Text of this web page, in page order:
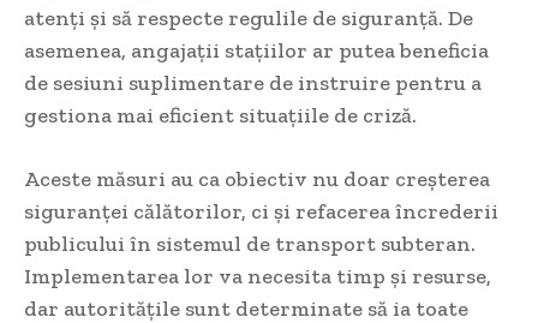
atenți și să respecte regulile de siguranță. De
asemenea, angajații stațiilor ar putea beneficia
de sesiuni suplimentare de instruire pentru a
gestiona mai eficient situațiile de criză.
Aceste măsuri au ca obiectiv nu doar creșterea
siguranței călătorilor, ci și refacerea încrederii
publicului în sistemul de transport subteran.
Implementarea lor va necesita timp și resurse,
dar autoritățile sunt determinate să ia toate